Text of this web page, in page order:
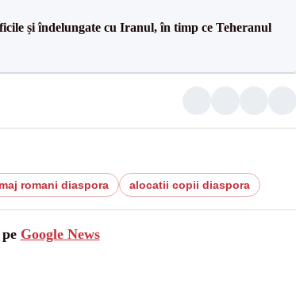
și îndelungate cu Iranul, în timp ce Teheranul
romani diaspora alocatii copii diaspora
Google News